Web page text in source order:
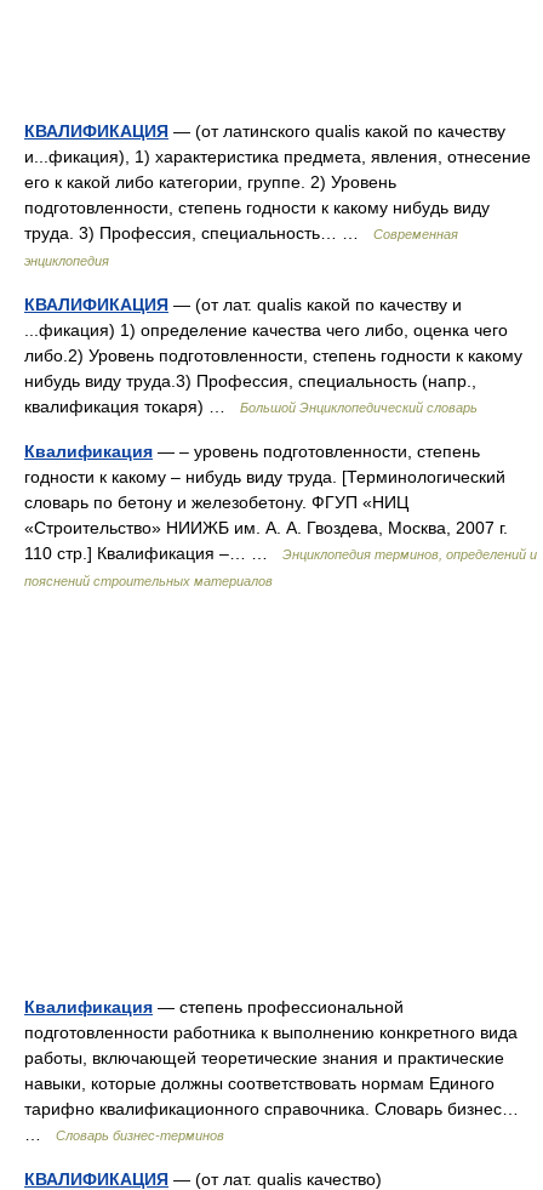
КВАЛИФИКАЦИЯ — (от латинского qualis какой по качеству
и...фикация), 1) характеристика предмета, явления, отнесение
его к какой либо категории, группе. 2) Уровень
подготовленности, степень годности к какому нибудь виду
труда. 3) Профессия, специальность… …
Современная
энциклопедия
КВАЛИФИКАЦИЯ — (от лат. qualis какой по качеству и
...фикация) 1) определение качества чего либо, оценка чего
либо.2) Уровень подготовленности, степень годности к какому
нибудь виду труда.3) Профессия, специальность (напр.,
квалификация токаря) …
Большой Энциклопедический словарь
Квалификация — – уровень подготовленности, степень
годности к какому – нибудь виду труда. [Терминологический
словарь по бетону и железобетону. ФГУП «НИЦ
«Строительство» НИИЖБ им. А. А. Гвоздева, Москва, 2007 г.
110 стр.] Квалификация –… …
Энциклопедия терминов, определений и
пояснений строительных материалов
Квалификация — степень профессиональной
подготовленности работника к выполнению конкретного вида
работы, включающей теоретические знания и практические
навыки, которые должны соответствовать нормам Единого
тарифно квалификационного справочника. Словарь бизнес…
Словарь бизнес-терминов
КВАЛИФИКАЦИЯ — (от лат. qualis качество)